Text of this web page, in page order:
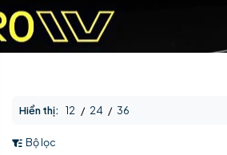
Hiển thị: 12 / 24 / 36
Bộ lọc